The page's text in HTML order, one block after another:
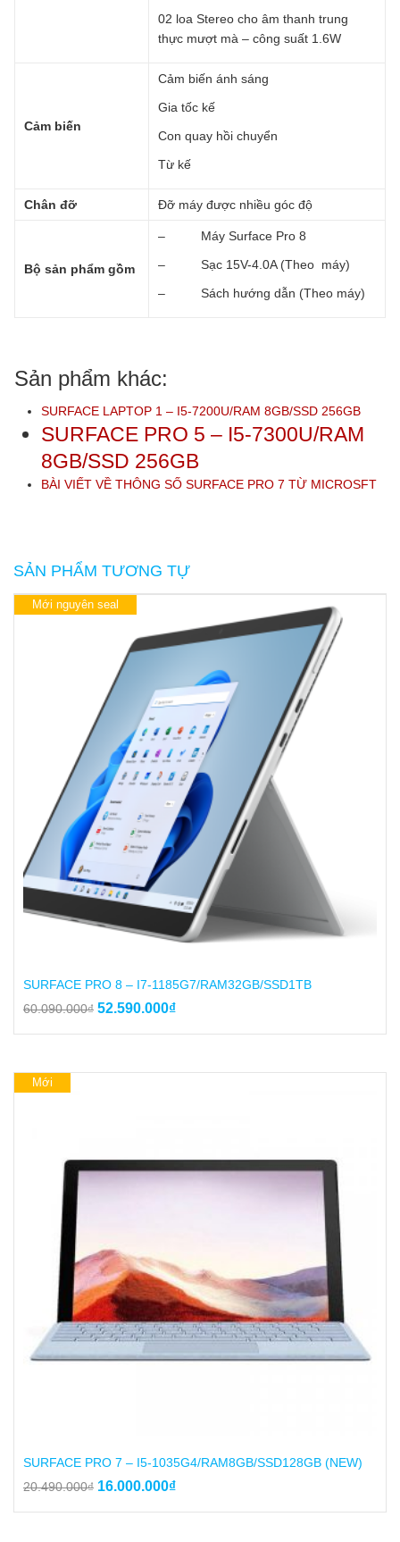
02 loa Stereo cho âm thanh trung
thực mượt mà – công suất 1.6W
Cảm biến
Cảm biến ánh sáng
Gia tốc kế
Con quay hồi chuyển
Từ kế
Chân đỡ Đỡ máy được nhiều góc độ
Bộ sản phẩm gồm
– Máy Surface Pro 8
– Sạc 15V-4.0A (Theo máy)
– Sách hướng dẫn (Theo máy)
Sản phẩm khác:
SURFACE LAPTOP 1 – I5-7200U/RAM 8GB/SSD 256GB
SURFACE PRO 5 – I5-7300U/RAM
8GB/SSD 256GB
BÀI VIẾT VỀ THÔNG SỐ SURFACE PRO 7 TỪ MICROSFT
SẢN PHẨM TƯƠNG TỰ
Mới nguyên seal
SURFACE PRO 8 – I7-1185G7/RAM32GB/SSD1TB
60.090.000₫ Giá
52.590.000₫Giá
Mới
SURFACE PRO 7 – I5-1035G4/RAM8GB/SSD128GB (NEW)
20.490.000₫ Giá
16.000.000₫Giá